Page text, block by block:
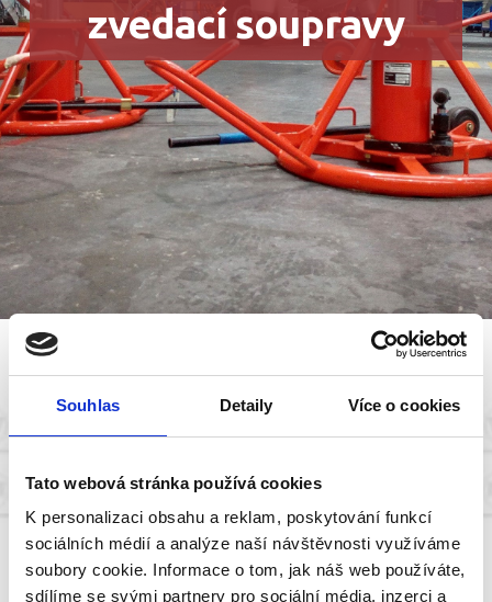
Souhlas Detaily Více o cookies
Tato webová stránka používá cookies
K personalizaci obsahu a reklam, poskytování funkcí
sociálních médií a analýze naší návštěvnosti využíváme
soubory cookie. Informace o tom, jak náš web používáte,
sdílíme se svými partnery pro sociální média, inzerci a
zvedací soupravy
Hevery a hydraulické
Vyrábímezakázkové heveryazvedací soupravy
vhodné pro zvedání těžkých strojů, rovnání konstrukcí
nebo do různých přípravků. Zvedací soupravy a hevery